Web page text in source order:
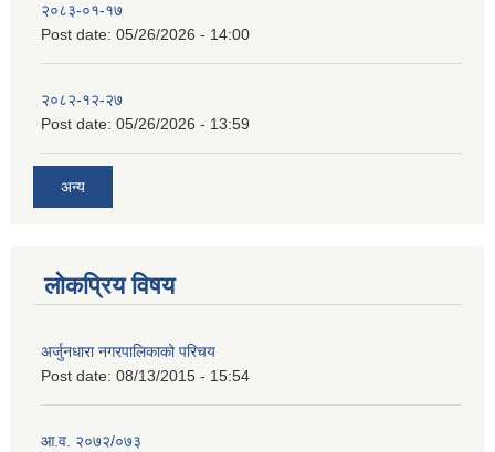
२०८३-०१-१७
Post date: 05/26/2026 - 14:00
२०८२-१२-२७
Post date: 05/26/2026 - 13:59
अन्य
लोकप्रिय विषय
अर्जुनधारा नगरपालिकाको परिचय
Post date: 08/13/2015 - 15:54
आ.व. २०७२/०७३